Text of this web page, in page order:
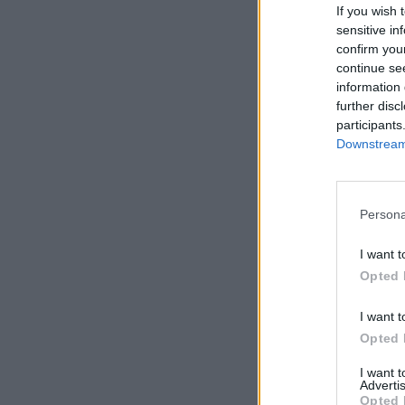
If you wish
sensitive
confirm
continue
information
further
I want
Opted
I want
Opted
I want
Opted